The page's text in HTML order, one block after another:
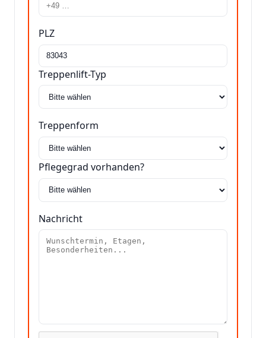
PLZ
Treppenlift-Typ
Treppenform
Pflegegrad vorhanden?
Nachricht